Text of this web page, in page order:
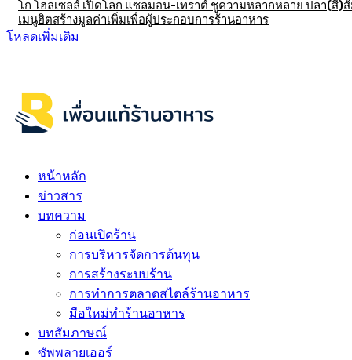
โก โฮลเซลล์ เปิดโลก แซลมอน-เทราต์ ชูความหลากหลาย ปลา(สี)
เมนูฮิตสร้างมูลค่าเพิ่มเพื่อผู้ประกอบการร้านอาหาร
โหลดเพิ่มเติม
หน้าหลัก
ข่าวสาร
บทความ
ก่อนเปิดร้าน
การบริหารจัดการต้นทุน
การสร้างระบบร้าน
การทำการตลาดสไตล์ร้านอาหาร
มือใหม่ทำร้านอาหาร
บทสัมภาษณ์
ซัพพลายเออร์